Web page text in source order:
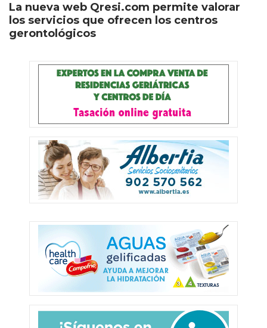
La nueva web Qresi.com permite valorar
los servicios que ofrecen los centros
gerontológicos